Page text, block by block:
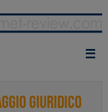
giuridico